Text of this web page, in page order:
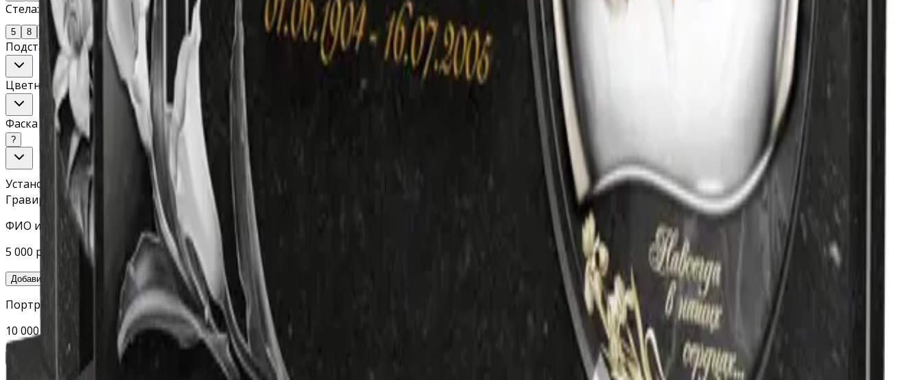
Стела: толщина
5 8
Подставка (высота, ширина, толщина) Изменить
Цветник (длина, ширина, высота балки, ширина балки)
Фаска
?
Установка/доставка
Гравировка
ФИО и даты (гравировка станок)
5 000 руб.
Добавить
Портрет (гравировка станок)
10 000 руб.